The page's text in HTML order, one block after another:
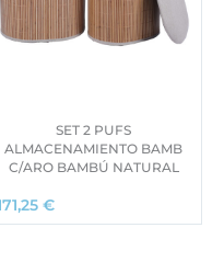
SET 2 PUFS
ALMACENAMIENTO BAMB
C/ARO BAMBÚ NATURAL
€